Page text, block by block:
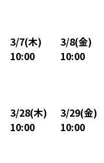
3/7(木)
10:00
3/8(金)
10:00
3/28(木)
10:00
3/29(金)
10:00